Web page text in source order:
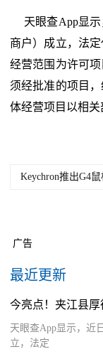
天眼查App显
商户）成立，法
经营范围为许可
须经批准的项目
体经营项目以相关
Keychron推出G4
广告
最近更新
天眼查App显示，近
立，法定